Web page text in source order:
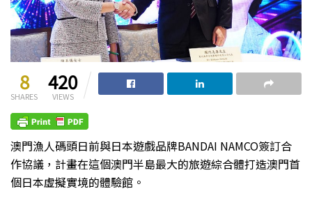
8
SHARES
420
VIEWS
澳門漁人碼頭日前與日本遊戲品牌BANDAI NAMCO簽訂合
作協議，計畫在這個澳門半島最大的旅遊綜合體打造澳門首
個日本虛擬實境的體驗館。